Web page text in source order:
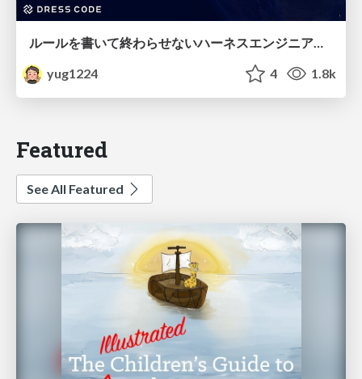
ルールを書いて終わらせないハーネスエンジニアリング
yug1224
4 1.8k
Featured
See All Featured